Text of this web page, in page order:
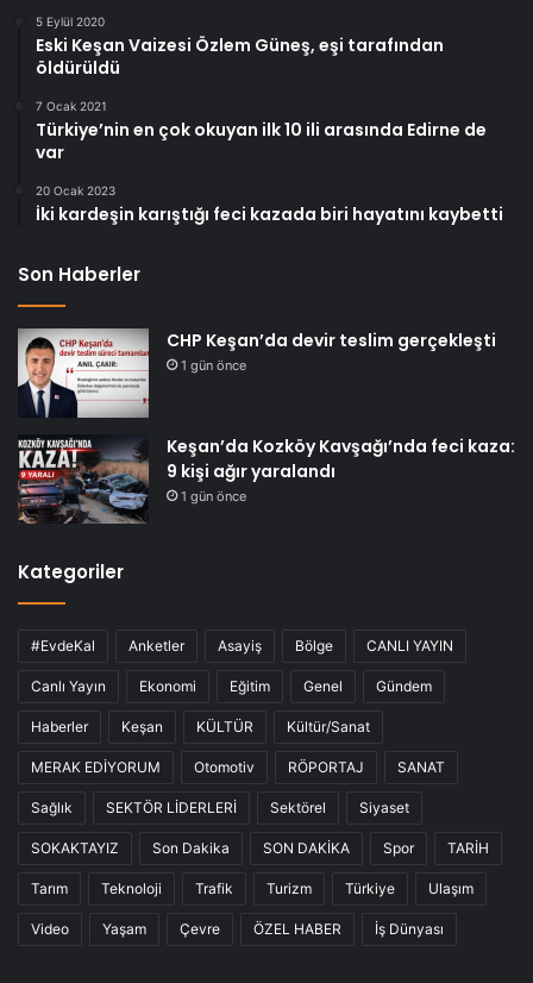
5 Eylül 2020
Eski Keşan Vaizesi Özlem Güneş, eşi tarafından
öldürüldü
7 Ocak 2021
Türkiye’nin en çok okuyan ilk 10 ili arasında Edirne de
var
20 Ocak 2023
İki kardeşin karıştığı feci kazada biri hayatını kaybetti
Son Haberler
CHP Keşan’da devir teslim gerçekleşti
1 gün önce
Keşan’da Kozköy Kavşağı’nda feci kaza:
9 kişi ağır yaralandı
1 gün önce
Kategoriler
#EvdeKal Anketler Asayiş Bölge CANLI YAYIN
Canlı Yayın Ekonomi Eğitim Genel Gündem
Haberler Keşan KÜLTÜR Kültür/Sanat
MERAK EDİYORUM Otomotiv RÖPORTAJ SANAT
Sağlık SEKTÖR LİDERLERİ Sektörel Siyaset
SOKAKTAYIZ Son Dakika SON DAKİKA Spor TARİH
Tarım Teknoloji Trafik Turizm Türkiye Ulaşım
Video Yaşam Çevre ÖZEL HABER İş Dünyası